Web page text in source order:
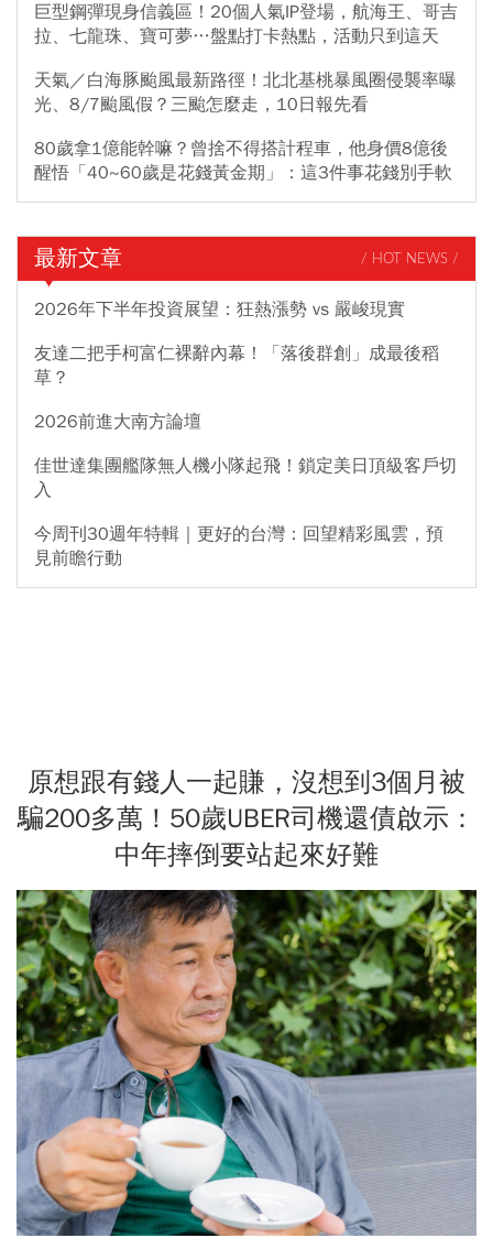
巨型鋼彈現身信義區！20個人氣IP登場，航海王、哥吉
拉、七龍珠、寶可夢…盤點打卡熱點，活動只到這天
天氣／白海豚颱風最新路徑！北北基桃暴風圈侵襲率曝
光、8/7颱風假？三颱怎麼走，10日報先看
80歲拿1億能幹嘛？曾捨不得搭計程車，他身價8億後
醒悟「40~60歲是花錢黃金期」：這3件事花錢別手軟
最新文章 / HOT NEWS /
2026年下半年投資展望：狂熱漲勢 vs 嚴峻現實
友達二把手柯富仁裸辭內幕！「落後群創」成最後稻
草？
2026前進大南方論壇
佳世達集團艦隊無人機小隊起飛！鎖定美日頂級客戶切
入
今周刊30週年特輯｜更好的台灣：回望精彩風雲，預
見前瞻行動
原想跟有錢人一起賺，沒想到3個月被
騙200多萬！50歲UBER司機還債啟示：
中年摔倒要站起來好難